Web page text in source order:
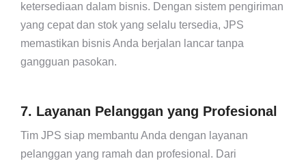
ketersediaan dalam bisnis. Dengan sistem pengiriman
yang cepat dan stok yang selalu tersedia, JPS
memastikan bisnis Anda berjalan lancar tanpa
gangguan pasokan.
7. Layanan Pelanggan yang Profesional
Tim JPS siap membantu Anda dengan layanan
pelanggan yang ramah dan profesional. Dari